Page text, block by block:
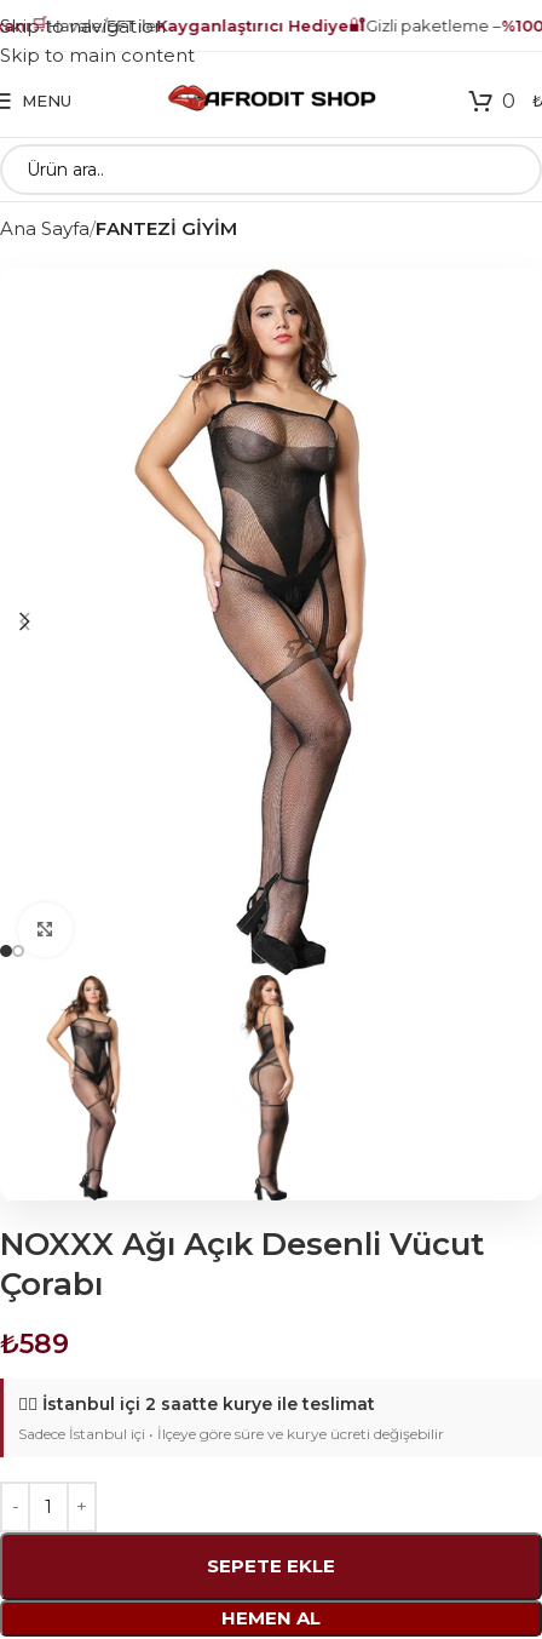
🛒Havale/EFT ileKayganlaştırıcı Hediye🔐Gizli paketleme –
Skip to navigation
Skip to main content
MENU 0 ₺
Ana Sayfa FANTEZİ GİYİM
NOXXX Ağı Açık Desenli Vücut
Çorabı
₺589
🚴‍♂️ İstanbul içi 2 saatte kurye ile teslimat
Sadece İstanbul içi • İlçeye göre süre ve kurye ücreti değişebilir
SEPETE EKLE
HEMEN AL